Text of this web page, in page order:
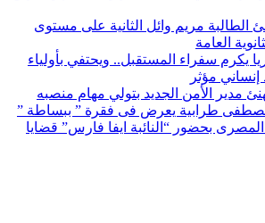
الطالبة مريم وائل الثانية على مستوى
العامة
يكرم سفراء المستقبل.. ويحتفي بأولياء
مؤثر
مدير الأمن الجديد بتولي مهام منصبه
مصطفى طرابية يعرض فى فقرة ” ببساطة ”
بحضور “النائبة ايفا فارس” قضايا